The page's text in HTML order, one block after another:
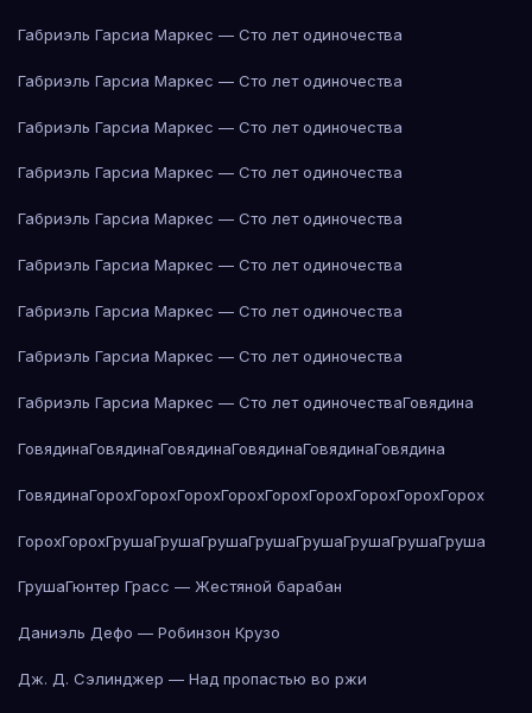
Габриэль Гарсиа Маркес — Сто лет одиночества
Габриэль Гарсиа Маркес — Сто лет одиночества
Габриэль Гарсиа Маркес — Сто лет одиночества
Габриэль Гарсиа Маркес — Сто лет одиночества
Габриэль Гарсиа Маркес — Сто лет одиночества
Габриэль Гарсиа Маркес — Сто лет одиночества
Габриэль Гарсиа Маркес — Сто лет одиночества
Габриэль Гарсиа Маркес — Сто лет одиночества
Габриэль Гарсиа Маркес — Сто лет одиночестваГовядина
ГовядинаГовядинаГовядинаГовядинаГовядинаГовядина
ГовядинаГорохГорохГорохГорохГорохГорохГорохГорохГорох
ГорохГорохГрушаГрушаГрушаГрушаГрушаГрушаГрушаГруша
ГрушаГюнтер Грасс — Жестяной барабан
Даниэль Дефо — Робинзон Крузо
Дж. Д. Сэлинджер — Над пропастью во ржи